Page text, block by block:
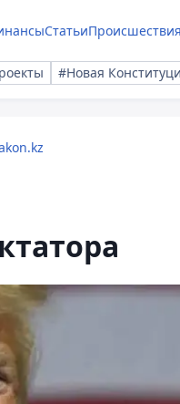
СтатьиПроисшествия
#Новая